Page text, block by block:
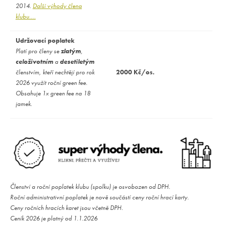
2014. Další výhody člena
klubu….
Udržovací poplatek
Platí pro členy sezlatým,
celoživotním adesetiletým
členstvím, kteří nechtějí pro rok
2026 využít roční green fee.
Obsahuje 1x green fee na 18
jamek.
2000 Kč/os.
Členství a roční poplatek klubu (spolku) je osvobozen od DPH.
Roční administrativní poplatek je nově součástí ceny roční hrací karty.
Ceny ročních hracích karet jsou včetně DPH.
Ceník 2026 je platný od 1.1.2026